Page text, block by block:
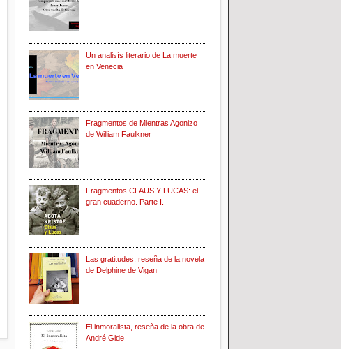
Un analisís literario de La muerte
en Venecia
Fragmentos de Mientras Agonizo
de William Faulkner
Fragmentos CLAUS Y LUCAS: el
gran cuaderno. Parte I.
Las gratitudes, reseña de la novela
de Delphine de Vigan
El inmoralista, reseña de la obra de
André Gide